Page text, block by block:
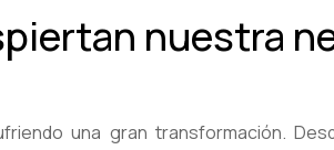
nuestra
una gran transformación.